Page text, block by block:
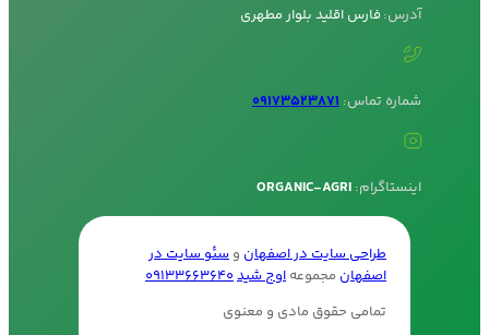
آدرس: فارس اقلید بلوار مطهری
شماره تماس: 09173523871
اینستاگرام: ORGANIC-AGRI
طراحی سایت در اصفهان و سئو سایت در
اصفهان مجموعه اوج شید09133663640
تمامی حقوق مادی و معنوی